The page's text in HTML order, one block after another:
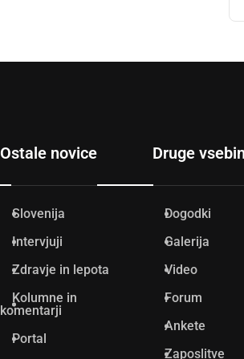
Ostale novice
Slovenija
Intervjuji
Zdravje in lepota
Kolumne in
komentarji
Portal
Druge
Dogodki
Galerija
Video
Forum
Ankete
Zaposlitve